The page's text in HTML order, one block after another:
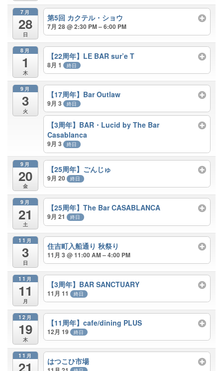
7月
28
日
第5回 カクテル・ショウ
7月 28 @ 2:30 PM – 6:00 PM
8月
1
木
【22周年】LE BAR sur’e T
8月 1 終日
9月
3
火
【17周年】Bar Outlaw
9月 3 終日
【3周年】BAR・Lucid by The Bar
Casablanca
9月 3 終日
9月
20
金
【25周年】ごんじゅ
9月 20 終日
9月
21
土
【25周年】The Bar CASABLANCA
9月 21 終日
11月
3
日
住吉町入船通り 秋祭り
11月 3 @ 11:00 AM – 4:00 PM
11月
11
月
【3周年】BAR SANCTUARY
11月 11 終日
12月
19
木
【11周年】cafe/dining PLUS
12月 19 終日
11月
はつこひ市場